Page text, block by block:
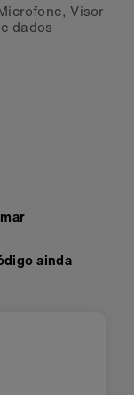
,Visor
dados
ainda